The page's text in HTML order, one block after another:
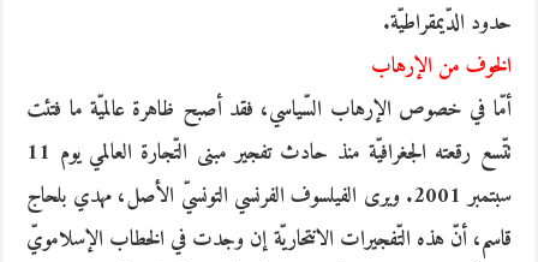
حدود الدّيمقراطيّة.
الخوف من الإرهاب
أمّا في خصوص الإرهاب السّياسي، فقد أصبح ظاهرة عالميّة ما فتئت
تتّسع رقعته الجغرافيّة منذ حادث تفجير مبنى التّجارة العالمي يوم 11
سبتمبر 2001. ويرى الفيلسوف الفرنسي التونسيّ الأصل، مهدي بلحاج
قاسم، أنّ هذه التّفجيرات الانتحاريّة إن وجدت في الخطاب الإسلامويّ